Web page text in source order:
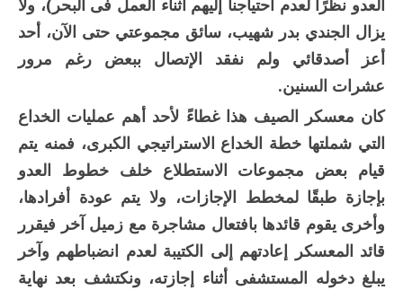
العدو نظرًا لعدم احتياجنا إليهم أثناء العمل فى البحر)، ولا
يزال الجندي بدر شهيب، سائق مجموعتي حتى الآن، أحد
أعز أصدقائي ولم نفقد الإتصال ببعض رغم مرور
عشرات السنين.
كان معسكر الصيف هذا غطاءً لأحد أهم عمليات الخداع
التي شملتها خطة الخداع الاستراتيجي الكبرى، فمنه يتم
قيام بعض مجموعات الاستطلاع خلف خطوط العدو
بإجازة طبقًا لمخطط الإجازات، ولا يتم عودة أفرادها،
وأخرى يقوم قائدها بافتعال مشاجرة مع زميل آخر فيقرر
قائد المعسكر إعادتهم إلى الكتيبة لعدم انضباطهم وآخر
يبلغ دخوله المستشفى أثناء إجازته، ونكتشف بعد نهاية